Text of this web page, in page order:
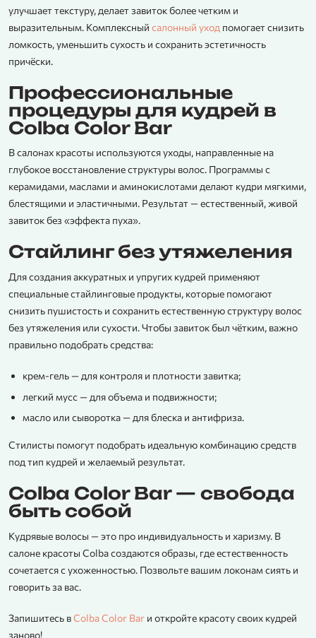
улучшает текстуру, делает завиток более четким и
выразительным. Комплексный салонный уход помогает снизить
ломкость, уменьшить сухость и сохранить эстетичность
причёски.
Профессиональные
процедуры для кудрей в
Colba Color Bar
В салонах красоты используются уходы, направленные на
глубокое восстановление структуры волос. Программы с
керамидами, маслами и аминокислотами делают кудри мягкими,
блестящими и эластичными. Результат — естественный, живой
завиток без «эффекта пуха».
Стайлинг без утяжеления
Для создания аккуратных и упругих кудрей применяют
специальные стайлинговые продукты, которые помогают
снизить пушистость и сохранить естественную структуру волос
без утяжеления или сухости. Чтобы завиток был чётким, важно
правильно подобрать средства:
крем-гель — для контроля и плотности завитка;
легкий мусс — для объема и подвижности;
масло или сыворотка — для блеска и антифриза.
Стилисты помогут подобрать идеальную комбинацию средств
под тип кудрей и желаемый результат.
Colba Color Bar — свобода
быть собой
Кудрявые волосы — это про индивидуальность и харизму. В
салоне красоты Colba создаются образы, где естественность
сочетается с ухоженностью. Позвольте вашим локонам сиять и
говорить за вас.
Запишитесь вColba Color Bar и откройте красоту своих кудрей
заново!